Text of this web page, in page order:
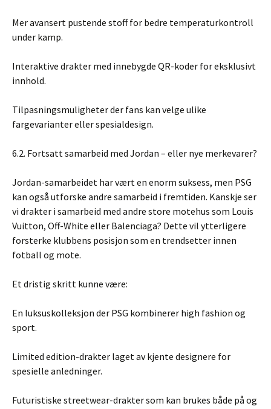
Mer avansert pustende stoff for bedre temperaturkontroll
under kamp.
Interaktive drakter med innebygde QR-koder for eksklusivt
innhold.
Tilpasningsmuligheter der fans kan velge ulike
fargevarianter eller spesialdesign.
6.2. Fortsatt samarbeid med Jordan – eller nye merkevarer?
Jordan-samarbeidet har vært en enorm suksess, men PSG
kan også utforske andre samarbeid i fremtiden. Kanskje ser
vi drakter i samarbeid med andre store motehus som Louis
Vuitton, Off-White eller Balenciaga? Dette vil ytterligere
forsterke klubbens posisjon som en trendsetter innen
fotball og mote.
Et dristig skritt kunne være:
En luksuskolleksjon der PSG kombinerer high fashion og
sport.
Limited edition-drakter laget av kjente designere for
spesielle anledninger.
Futuristiske streetwear-drakter som kan brukes både på og